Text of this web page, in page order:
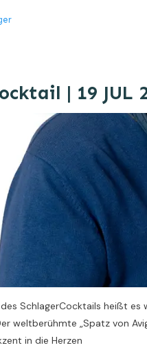
| 19 JUL
SchlagerCocktails heißt es
weltberühmte „Spatz von
in die Herzen